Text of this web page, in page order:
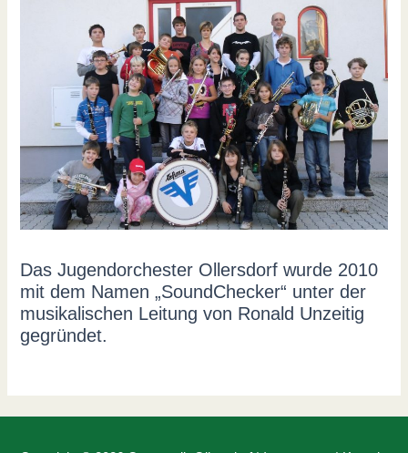
Das Jugendorchester Ollersdorf wurde 2010
mit dem Namen „SoundChecker“ unter der
musikalischen Leitung von Ronald Unzeitig
gegründet.